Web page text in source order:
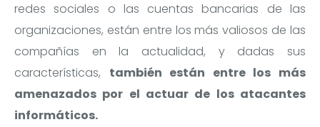
redes sociales o las cuentas bancarias de las
organizaciones, están entre los más valiosos de las
compañías en la actualidad, y dadas sus
características, también están entre los más
amenazados por el actuar de los atacantes
informáticos.